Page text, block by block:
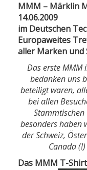
MMM – Märklin
14.06.2009
im Deutschen
Europaweites
aller Marken und
Das erste MMM
bedanken uns
beteiligt waren,
bei allen
Stammtischen
besonders haben
der Schweiz,
Canada
Das MMM T-